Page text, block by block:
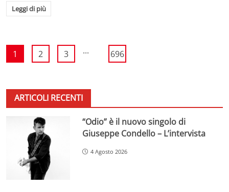
Leggi di più
1 2 3 ... 696
ARTICOLI RECENTI
“Odio” è il nuovo singolo di
Giuseppe Condello – L’intervista
4 Agosto 2026